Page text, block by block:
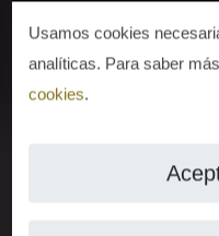
Usamos cookies
analíticas. Para saber
cookies.